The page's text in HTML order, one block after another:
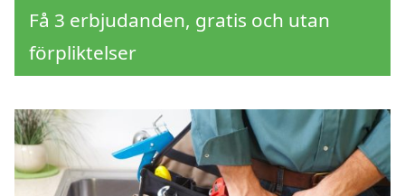
Få 3 erbjudanden, gratis och utan
förpliktelser